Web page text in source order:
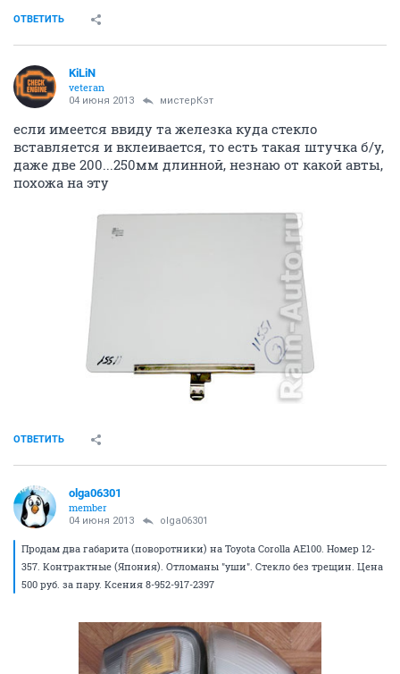
ОТВЕТИТЬ
KiLiN
veteran
04 июня 2013 мистерКэт
если имеется ввиду та железка куда стекло
вставляется и вклеивается, то есть такая штучка б/у,
даже две 200...250мм длинной, незнаю от какой авты,
похожа на эту
ОТВЕТИТЬ
olga06301
member
04 июня 2013 olga06301
Продам два габарита (поворотники) на Toyota Corolla AE100. Номер 12-
357. Контрактные (Япония). Отломаны "уши". Стекло без трещин. Цена
500 руб. за пару. Ксения 8-952-917-2397